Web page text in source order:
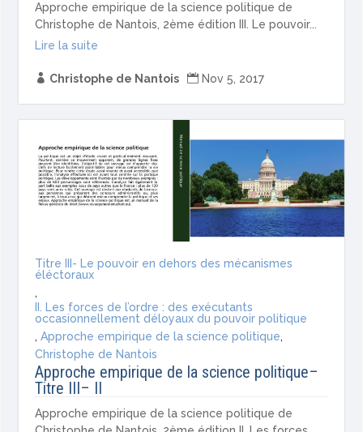
Approche empirique de la science politique de
Christophe de Nantois, 2ème édition III. Le pouvoir...
Lire la suite
 Christophe de Nantois  Nov 5, 2017
Titre III- Le pouvoir en dehors des mécanismes
éléctoraux
,
II. Les forces de l’ordre : des exécutants
occasionnellement déloyaux du pouvoir politique
,Approche empirique de la science politique,
Christophe de Nantois
Approche empirique de la science politique–
Titre III– II
Approche empirique de la science politique de